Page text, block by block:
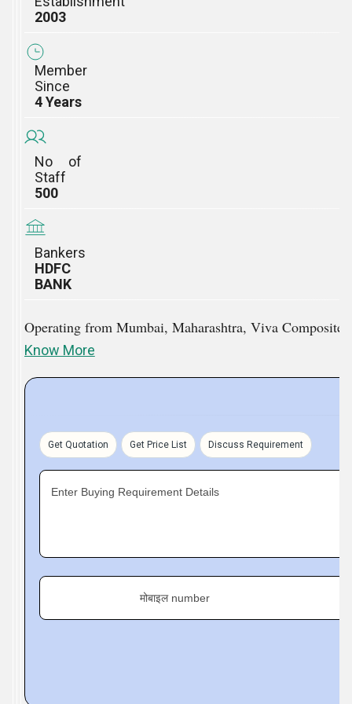
2003
Member
Since
4 Years
No of
Staff
500
Bankers
HDFC
BANK
Operating from Mumbai, Maharashtra, Viva Composite
Know More
Get Quotation Get Price List Discuss Requirement
Enter Buying Requirement Details
मोबाइल number